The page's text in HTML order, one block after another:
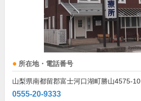
所在地・電話番号
山梨県南都留郡富士河口湖町勝山4575-10
0555-20-9333